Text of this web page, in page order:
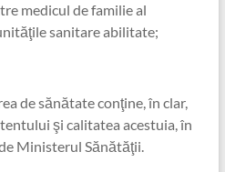
medicul de familie al
sanitare abilitate;
de sănătate conţine, în clar,
şi calitatea acestuia, în
Ministerul Sănătăţii.